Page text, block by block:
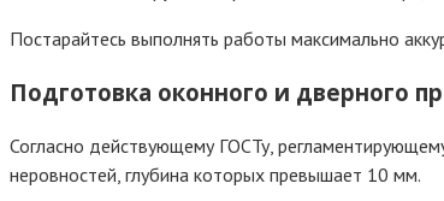
Постарайтесь выполнять работы максимально
Подготовка оконного и дверного
Согласно действующему ГОСТу,
неровностей, глубина которых превышает 10 мм.